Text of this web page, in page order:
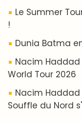
Le Summer
!
Dunia Batma
Nacim
World Tour 2026
Nacim Haddad
Souffle du Nord